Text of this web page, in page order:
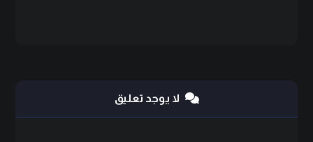
لا يوجد تعليق